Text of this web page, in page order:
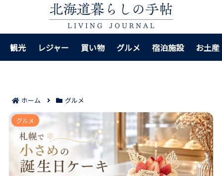
観光 レジャー 買い物 グルメ 宿泊施設 お土産
ホーム グルメ
札幌で小さめの誕生日ケーキが買えるおすすめ7選｜少
人数でも満足できる選び方！
グルメ